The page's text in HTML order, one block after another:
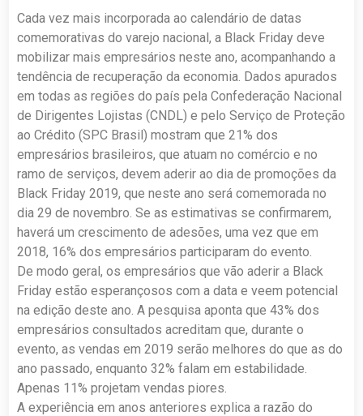
Cada vez mais incorporada ao calendário de datas
comemorativas do varejo nacional, a Black Friday deve
mobilizar mais empresários neste ano, acompanhando a
tendência de recuperação da economia. Dados apurados
em todas as regiões do país pela Confederação Nacional
de Dirigentes Lojistas (CNDL) e pelo Serviço de Proteção
ao Crédito (SPC Brasil) mostram que 21% dos
empresários brasileiros, que atuam no comércio e no
ramo de serviços, devem aderir ao dia de promoções da
Black Friday 2019, que neste ano será comemorada no
dia 29 de novembro. Se as estimativas se confirmarem,
haverá um crescimento de adesões, uma vez que em
2018, 16% dos empresários participaram do evento.
De modo geral, os empresários que vão aderir a Black
Friday estão esperançosos com a data e veem potencial
na edição deste ano. A pesquisa aponta que 43% dos
empresários consultados acreditam que, durante o
evento, as vendas em 2019 serão melhores do que as do
ano passado, enquanto 32% falam em estabilidade.
Apenas 11% projetam vendas piores.
A experiência em anos anteriores explica a razão do